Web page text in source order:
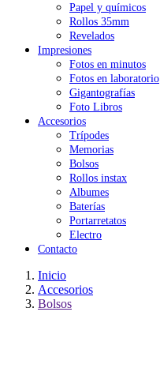
Papel y químicos
Rollos 35mm
Revelados
Impresiones
Fotos en minutos
Fotos en laboratorio
Gigantografías
Foto Libros
Accesorios
Trípodes
Memorias
Bolsos
Rollos instax
Albumes
Baterías
Portarretatos
Electro
Contacto
Inicio
Accesorios
Bolsos